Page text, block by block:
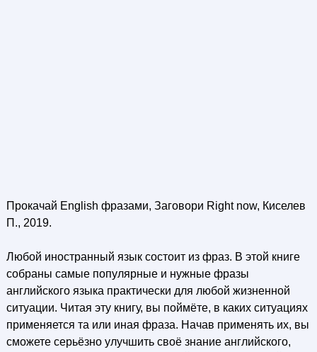
Прокачай English фразами, Заговори Right now, Киселев
П., 2019.
Любой иностранный язык состоит из фраз. В этой книге
собраны самые популярные и нужные фразы
английского языка практически для любой жизненной
ситуации. Читая эту книгу, вы поймёте, в каких ситуациях
применяется та или иная фраза. Начав применять их, вы
сможете серьёзно улучшить своё знание английского,